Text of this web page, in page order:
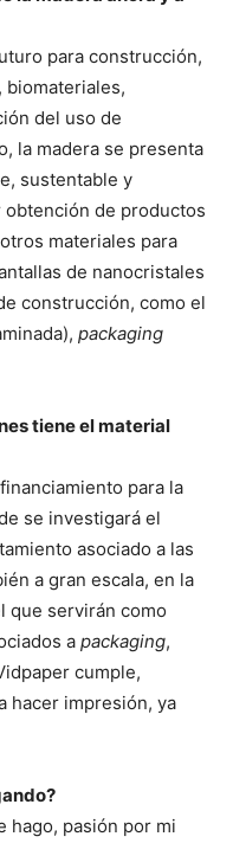
para construcción,
del uso de
la madera se presenta
sustentable y
de productos
materiales para
de nanocristales
construcción, como el
packaging
tiene el material
para la
se investigará el
asociado a las
a gran escala, en la
que servirán como
a packaging,
cumple,
hacer impresión, ya
hago, pasión por mi